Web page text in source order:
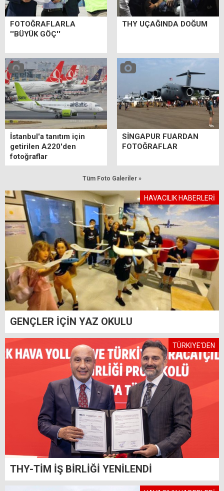
FOTOĞRAFLARLA
''BÜYÜK GÖÇ''
THY UÇAĞINDA DOĞUM
İstanbul'a tanıtım için
getirilen A220'den
fotoğraflar
SİNGAPUR FUARDAN
FOTOĞRAFLAR
Tüm Foto Galeriler »
HAVACILIK HABERLERİ
GENÇLER İÇİN YAZ OKULU
TÜRKİYE'DEN
THY-TİM İŞ BİRLİĞİ YENİLENDİ